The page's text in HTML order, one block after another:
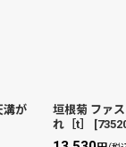
溝が
垣根菊 ファ
れ［t］
[